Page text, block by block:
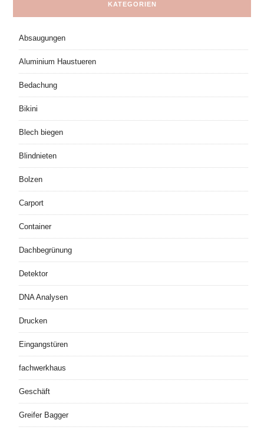
KATEGORIEN
Absaugungen
Aluminium Haustueren
Bedachung
Bikini
Blech biegen
Blindnieten
Bolzen
Carport
Container
Dachbegrünung
Detektor
DNA Analysen
Drucken
Eingangstüren
fachwerkhaus
Geschäft
Greifer Bagger